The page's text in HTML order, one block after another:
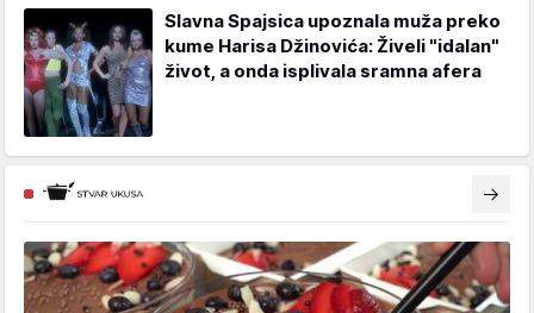
Slavna Spajsica upoznala muža preko
kume Harisa Džinovića: Živeli "idalan"
život, a onda isplivala sramna afera